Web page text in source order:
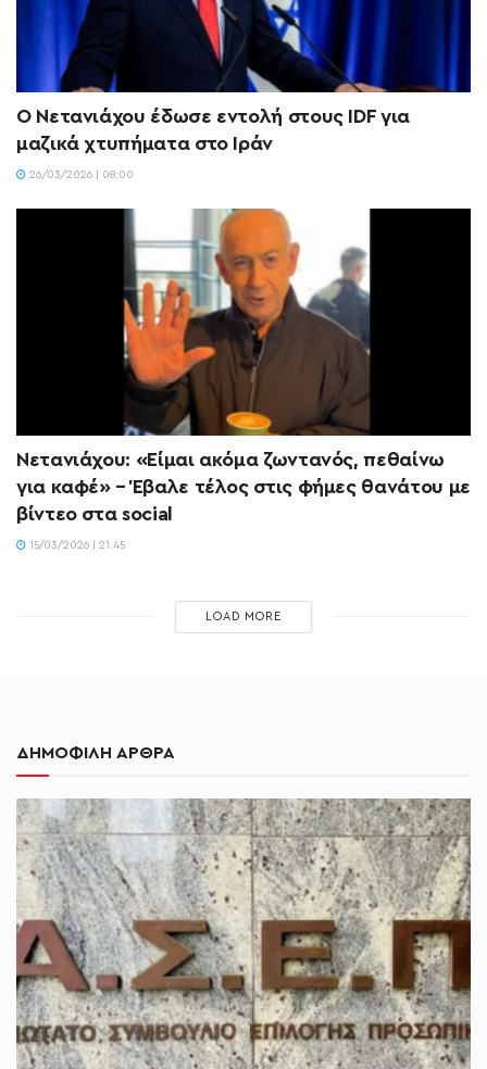
Ο Νετανιάχου έδωσε εντολή στους IDF για
μαζικά χτυπήματα στο Ιράν
26/03/2026 | 08:00
Νετανιάχου: «Είμαι ακόμα ζωντανός, πεθαίνω
για καφέ» – Έβαλε τέλος στις φήμες θανάτου με
βίντεο στα social
15/03/2026 | 21:45
LOAD MORE
ΔΗΜΟΦΙΛΗ ΑΡΘΡΑ